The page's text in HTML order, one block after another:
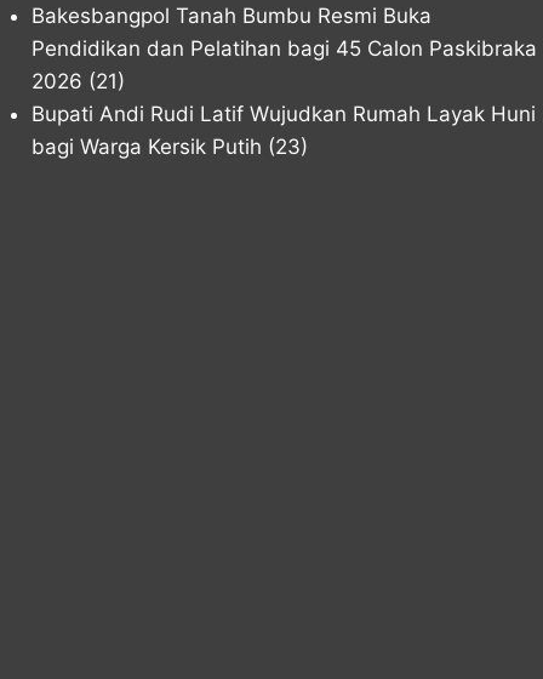
Bakesbangpol Tanah Bumbu Resmi Buka
Pendidikan dan Pelatihan bagi 45 Calon Paskibraka
2026 (21)
Bupati Andi Rudi Latif Wujudkan Rumah Layak Huni
bagi Warga Kersik Putih (23)